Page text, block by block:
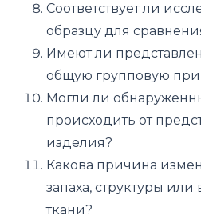
Соответствует ли
образцу для
Имеют ли
общую групповую
Могли ли
происходить от
изделия?
Какова причина
запаха, структуры
ткани?